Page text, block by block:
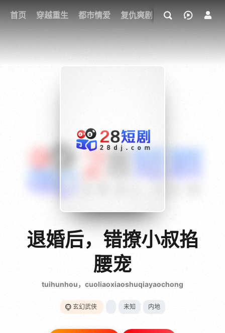
首页 穿越重生 都市情爱 复仇爽剧 玄幻武侠 奇幻
我的观影记录
{if condition="$obj.vod_points
gt 0"}
28短剧
退婚后，错撩小叔掐
腰宠
tuihunhou，cuoliaoxiaoshuqiayaochong
玄幻武侠 未知 内地